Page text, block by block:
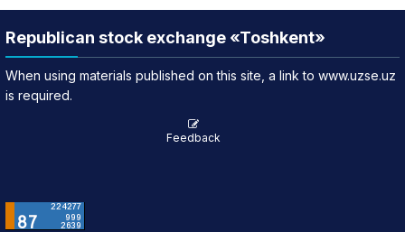
Republican stock exchange «Toshkent»
When using materials published on this site, a link to www.uzse.uz
is required.
Feedback